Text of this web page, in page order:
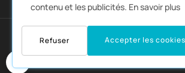
Copyright © 2025 Montpellier4x4.
contenu et les publicités. En savoir plus
Accepter les cookies
Refuser